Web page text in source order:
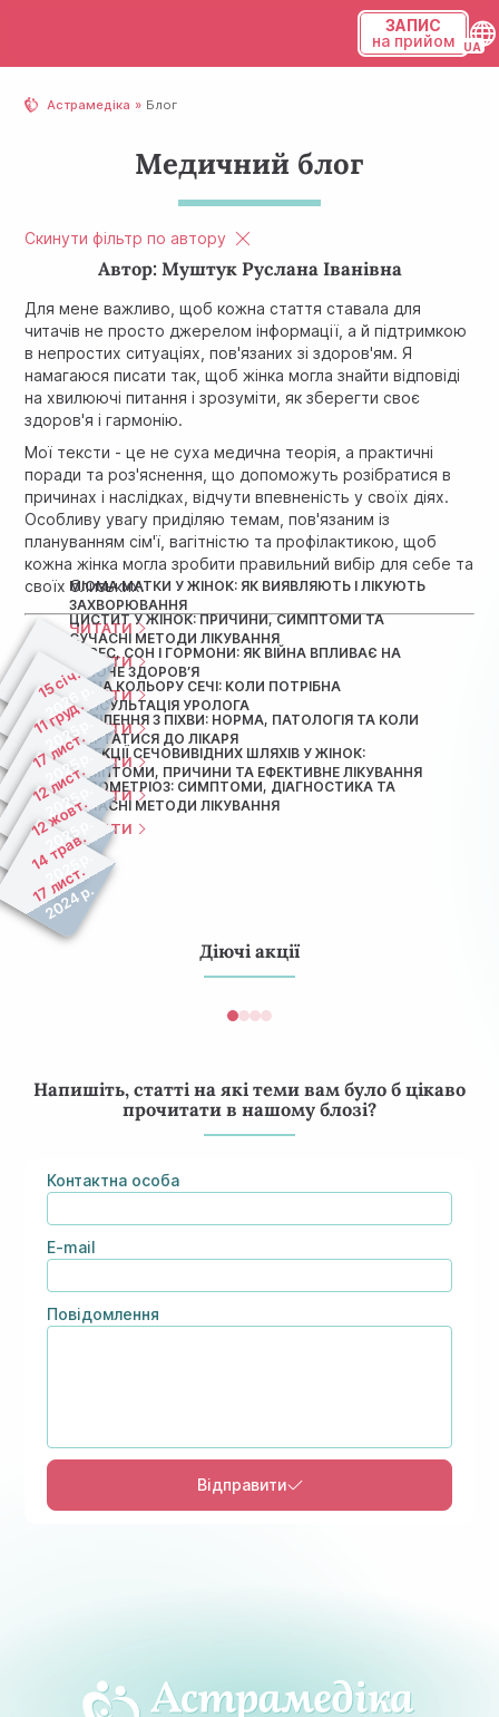
ЗАПИС
на прийом
Астрамедіка Блог
Медичний блог
Скинути фільтр по автору
Автор: Муштук Руслана Іванівна
Для мене важливо, щоб кожна стаття ставала для
читачів не просто джерелом інформації, а й підтримкою
в непростих ситуаціях, пов'язаних зі здоров'ям. Я
намагаюся писати так, щоб жінка могла знайти відповіді
на хвилюючі питання і зрозуміти, як зберегти своє
здоров'я і гармонію.
Мої тексти - це не суха медична теорія, а практичні
поради та роз'яснення, що допоможуть розібратися в
причинах і наслідках, відчути впевненість у своїх діях.
Особливу увагу приділяю темам, пов'язаним із
плануванням сім'ї, вагітністю та профілактикою, щоб
кожна жінка могла зробити правильний вибір для себе та
своїх близьких.
15 січ.
2026 р.
МІОМА МАТКИ У ЖІНОК: ЯК ВИЯВЛЯЮТЬ І ЛІКУЮТЬ
ЗАХВОРЮВАННЯ
ЧИТАТИ
11 груд.
2025 р.
ЦИСТИТ У ЖІНОК: ПРИЧИНИ, СИМПТОМИ ТА
СУЧАСНІ МЕТОДИ ЛІКУВАННЯ
ЧИТАТИ
17 лист.
2025 р.
СТРЕС, СОН І ГОРМОНИ: ЯК ВІЙНА ВПЛИВАЄ НА
ЖІНОЧЕ ЗДОРОВ’Я
ЧИТАТИ
12 лист.
2025 р.
ЗМІНА КОЛЬОРУ СЕЧІ: КОЛИ ПОТРІБНА
КОНСУЛЬТАЦІЯ УРОЛОГА
ЧИТАТИ
12 жовт.
2025 р.
ВИДІЛЕННЯ З ПІХВИ: НОРМА, ПАТОЛОГІЯ ТА КОЛИ
ЗВЕРТАТИСЯ ДО ЛІКАРЯ
ЧИТАТИ
14 трав.
2025 р.
ІНФЕКЦІЇ СЕЧОВИВІДНИХ ШЛЯХІВ У ЖІНОК:
СИМПТОМИ, ПРИЧИНИ ТА ЕФЕКТИВНЕ ЛІКУВАННЯ
ЧИТАТИ
17 лист.
2024 р.
ЕНДОМЕТРІОЗ: СИМПТОМИ, ДІАГНОСТИКА ТА
СУЧАСНІ МЕТОДИ ЛІКУВАННЯ
ЧИТАТИ
Діючі акції
Знижки та акції на масаж у Київі
Консультація ендокринолога та діагностика
щитовидної залози
Діагностика щитовидної залози
Акція: 20% знижки на консультації лікарів!
Напишіть, статті на які теми вам було б цікаво
прочитати в нашому блозі?
Контактна особа
E-mail
Повідомлення
Відправити